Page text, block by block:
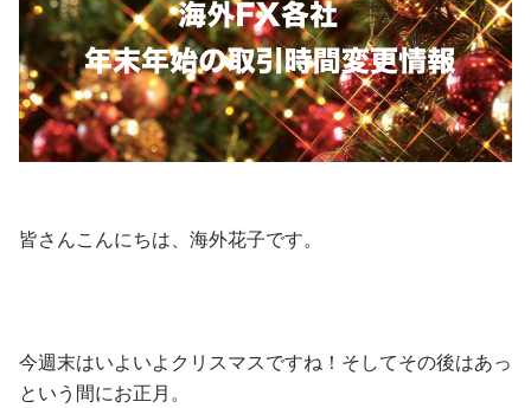
皆さんこんにちは、海外花子です。
今週末はいよいよクリスマスですね！そしてその後はあっ
という間にお正月。